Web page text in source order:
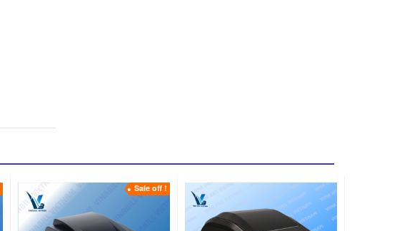
Sale off !